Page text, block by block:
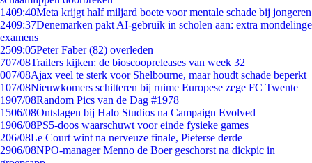
1409:40Meta krijgt half miljard boete voor mentale schade bij jongeren
2409:37Denemarken pakt AI-gebruik in scholen aan: extra mondelinge
examens
2509:05Peter Faber (82) overleden
707/08Trailers kijken: de bioscoopreleases van week 32
007/08Ajax veel te sterk voor Shelbourne, maar houdt schade beperkt
107/08Nieuwkomers schitteren bij ruime Europese zege FC Twente
1907/08Random Pics van de Dag #1978
1506/08Ontslagen bij Halo Studios na Campaign Evolved
1906/08PS5-doos waarschuwt voor einde fysieke games
206/08Le Court wint na nerveuze finale, Pieterse derde
2906/08NPO-manager Menno de Boer geschorst na dickpic in